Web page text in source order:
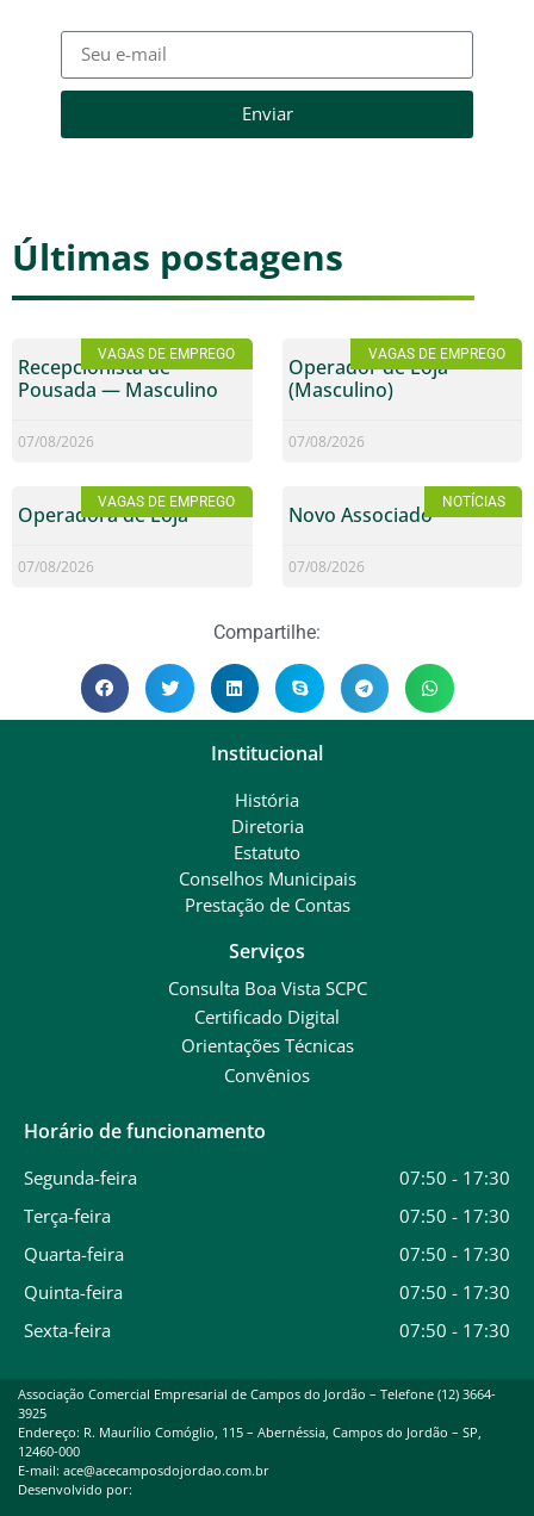
Enviar
Últimas postagens
VAGAS DE EMPREGO
Recepcionista de
Pousada — Masculino
07/08/2026
VAGAS DE EMPREGO
Operador de Loja
(Masculino)
07/08/2026
VAGAS DE EMPREGO
Operadora de Loja
07/08/2026
NOTÍCIAS
Novo Associado
07/08/2026
Compartilhe:
Institucional
História
Diretoria
Estatuto
Conselhos Municipais
Prestação de Contas
Serviços
Consulta Boa Vista SCPC
Certificado Digital
Orientações Técnicas
Convênios
Horário de funcionamento
Segunda-feira
07:50 - 17:30
Terça-feira
07:50 - 17:30
Quarta-feira
07:50 - 17:30
Quinta-feira
07:50 - 17:30
Sexta-feira
07:50 - 17:30
Associação Comercial Empresarial de Campos do Jordão – Telefone (12) 3664-
3925
Endereço: R. Maurílio Comóglio, 115 – Abernéssia, Campos do Jordão – SP,
12460-000
E-mail: ace@acecamposdojordao.com.br
Desenvolvido por: